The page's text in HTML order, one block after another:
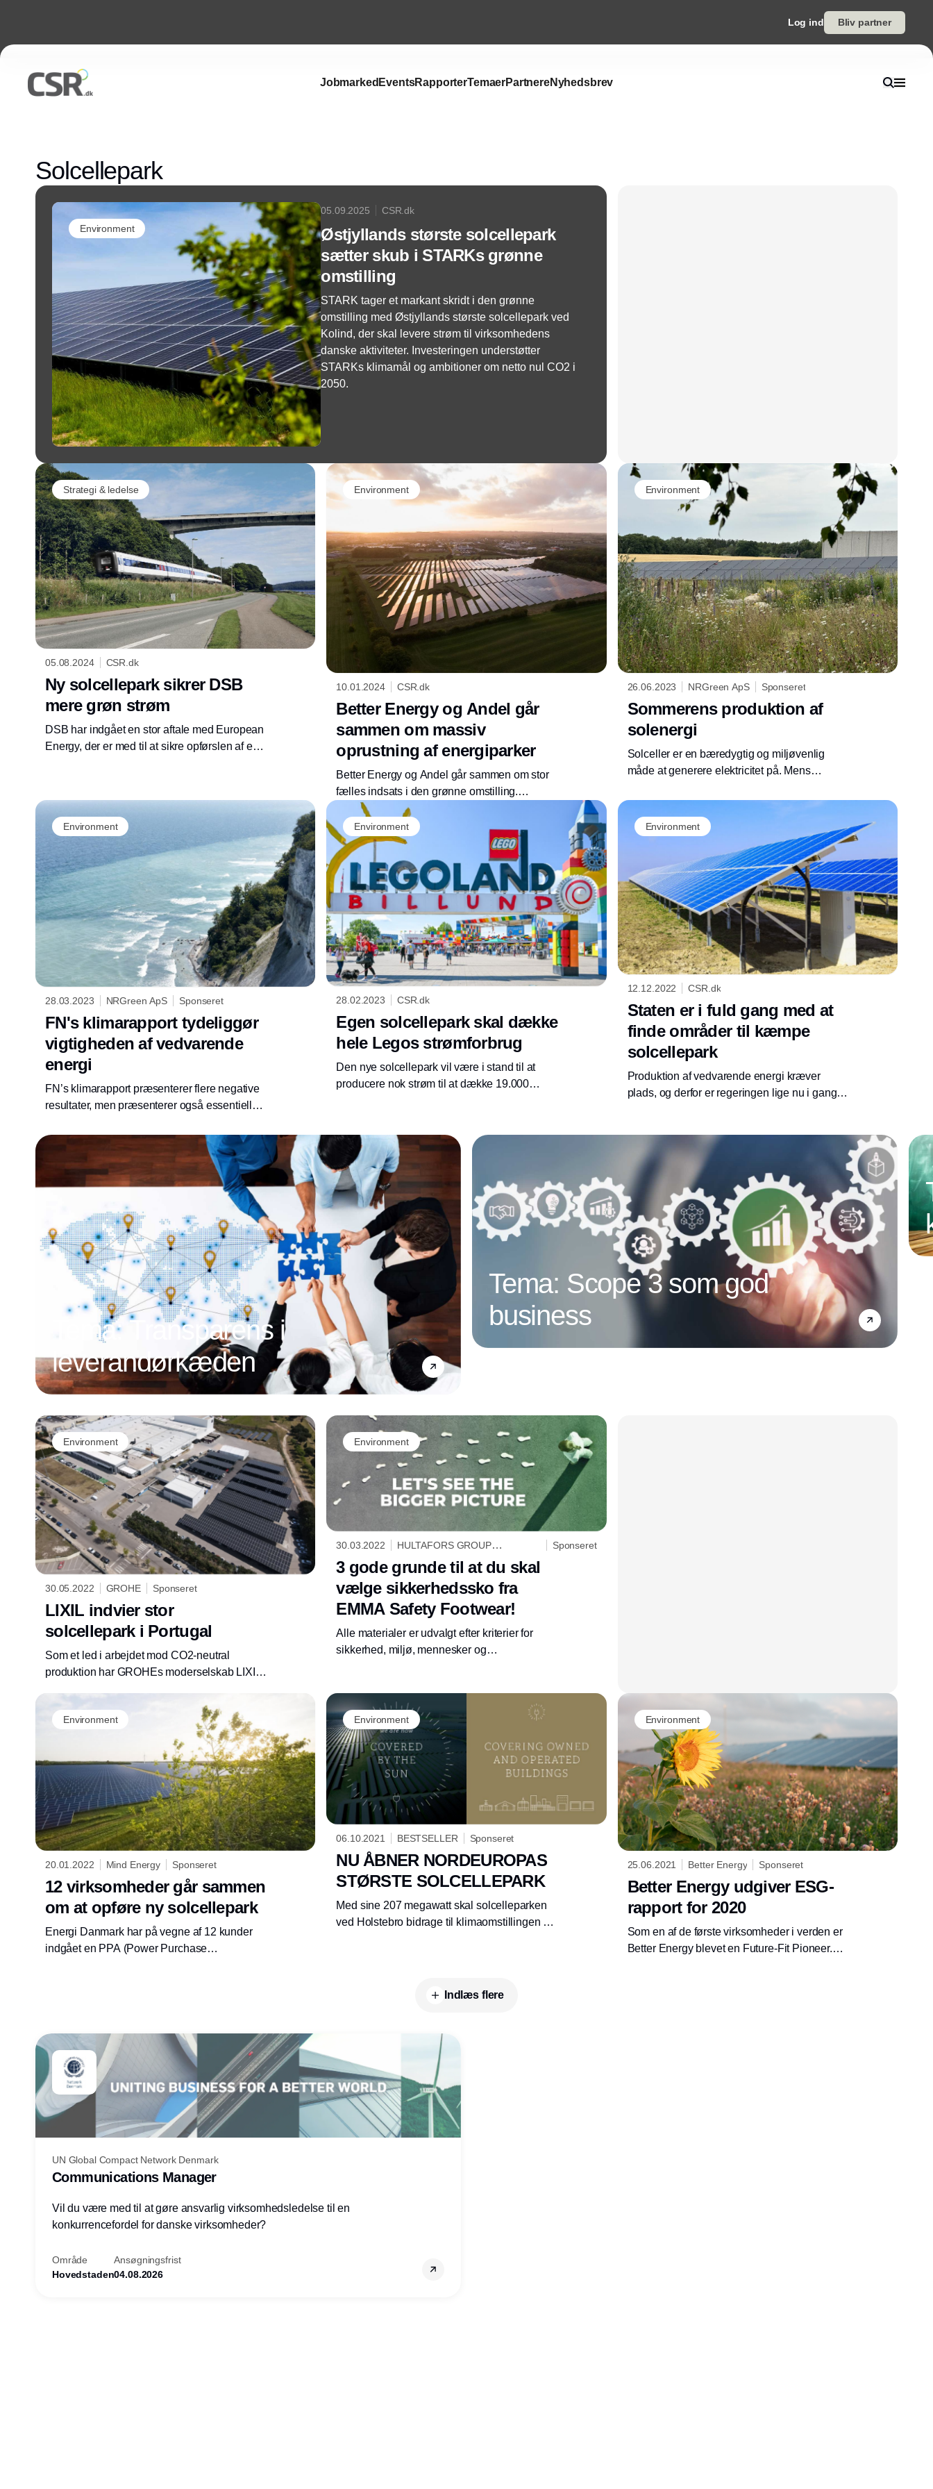
Log ind Bliv partner
Jobmarked EventsRapporterTemaerPartnereNyhedsbrev
Solcellepark
Environment
05.09.2025 CSR.dk
Østjyllands største solcellepark
sætter skub i STARKs grønne
omstilling
STARK tager et markant skridt i den grønne
omstilling med Østjyllands største solcellepark ved
Kolind, der skal levere strøm til virksomhedens
danske aktiviteter. Investeringen understøtter
STARKs klimamål og ambitioner om netto nul CO2 i
2050.
Strategi & ledelse
05.08.2024 CSR.dk
Ny solcellepark sikrer DSB
mere grøn strøm
DSB har indgået en stor aftale med European
Energy, der er med til at sikre opførslen af en
Environment
10.01.2024 CSR.dk
Better Energy og Andel går
sammen om massiv
oprustning af energiparker
Better Energy og Andel går sammen om stor
fælles indsats i den grønne omstilling.
Parterne vil nemlig sikre tilførsel af
vedvarende energi gennem 15 nye
energiparker i Danmark.
Environment
26.06.2023 NRGreen ApS Sponseret
Sommerens produktion af
solenergi
Solceller er en bæredygtig og miljøvenlig
måde at generere elektricitet på. Mens
en fordel at have solceller installeret om
sommeren. Men hvordan påvirker sommeren
solcellernes energiproduktion?
Environment
28.03.2023 NRGreen ApS Sponseret
FN's klimarapport tydeliggør
vigtigheden af vedvarende
energi
FN’s klimarapport præsenterer flere negative
resultater, men præsenterer også essentielle
Environment
28.02.2023 CSR.dk
Egen solcellepark skal dække
hele Legos strømforbrug
Den nye solcellepark vil være i stand til at
producere nok strøm til at dække 19.000
byggeriet af den enorme solcellepark.
Environment
12.12.2022 CSR.dk
Staten er i fuld gang med at
finde områder til kæmpe
solcellepark
Produktion af vedvarende energi kræver
plads, og derfor er regeringen lige nu i gang
stort som Danmarks nuværende, største
solcellepark.
Tema: Transparens i
leverandørkæden
Tema: Scope 3 som god
business
Environment
30.05.2022 GROHE Sponseret
LIXIL indvier stor
solcellepark i Portugal
Som et led i arbejdet mod CO2-neutral
produktion har GROHEs moderselskab LIXIL
ved fabrikken Albergaria i Portugal, der
producerer en række af GROHEs produkter.
Environment
30.03.2022
HULTAFORS GROUP
Sponseret
3 gode grunde til at du skal
vælge sikkerhedssko fra
EMMA Safety Footwear!
Alle materialer er udvalgt efter kriterier for
sikkerhed, miljø, mennesker og
produceret på fabrik, der drives af solpaneler.
Environment
20.01.2022 Mind Energy Sponseret
12 virksomheder går sammen
om at opføre ny solcellepark
Energi Danmark har på vegne af 12 kunder
indgået en PPA (Power Purchase
Environment
06.10.2021 BESTSELLER Sponseret
NU ÅBNER NORDEUROPAS
STØRSTE SOLCELLEPARK
Med sine 207 megawatt skal solcelleparken
ved Holstebro bidrage til klimaomstillingen og
Environment
25.06.2021 Better Energy Sponseret
Better Energy udgiver ESG-
rapport for 2020
Som en af de første virksomheder i verden er
Better Energy blevet en Future-Fit Pioneer.
Indlæs flere
UN Global Compact Network Denmark
Communications Manager
Vil du være med til at gøre ansvarlig virksomhedsledelse til en
konkurrencefordel for danske virksomheder?
Område
Hovedstaden
Ansøgningsfrist
04.08.2026